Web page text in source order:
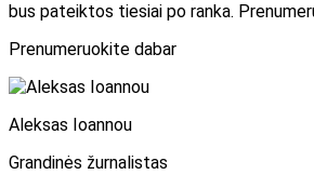
bus pateiktos tiesiai po ranka.
Prenumeruokite dabar
Aleksas Ioannou
Grandinės žurnalistas